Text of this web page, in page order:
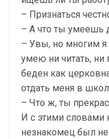
– Признаться
– А что ты умеешь
– Увы, но многим я
умею ни читать, ни
беден как
отдать меня в
– Что ж, ты
И с этими словами
незнакомец был не